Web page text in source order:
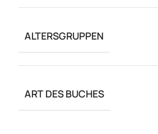
ALTERSGRUPPEN
ART DES BUCHES